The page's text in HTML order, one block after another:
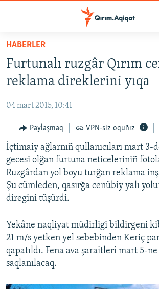
Esas
qaytmaq
Baş
qaytmaq
qaytmaq
SİYASET
CEMİYET
MEDENİYET
İNSAN AQLARI
VİDEO
SÜRET
BLOGLAR
FİKİR
Русский
Українською
HABERLER
Furtunalı ruzgâr Qırım
reklama direklerini yıqа
04 mart 2015, 10:41
Paylaşmaq VPN-siz oquñız
İçtimaiy ağlarnıñ qullanıcıları mart 3-
gecesi olğan furtuna neticeleriniñ
Ruzgârdan yol boyu turğan reklama
Şu cümleden, qasırğa cenübiy yalı
diregini tüşürdi.
Yekâne naqliyat müdirligi bildirgeni
21 m/s yetken yel sebebinden Keriç
qapatıldı. Fena ava şaraitleri mart 5-
saqlanılacaq.​